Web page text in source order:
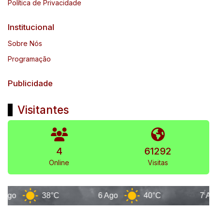
Política de Privacidade
Institucional
Sobre Nós
Programação
Publicidade
Visitantes
4
Online
61292
Visitas
38°C 40°C